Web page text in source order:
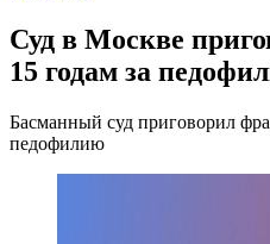
Суд в Москве
15 годам за
Басманный суд приговорил
педофилию